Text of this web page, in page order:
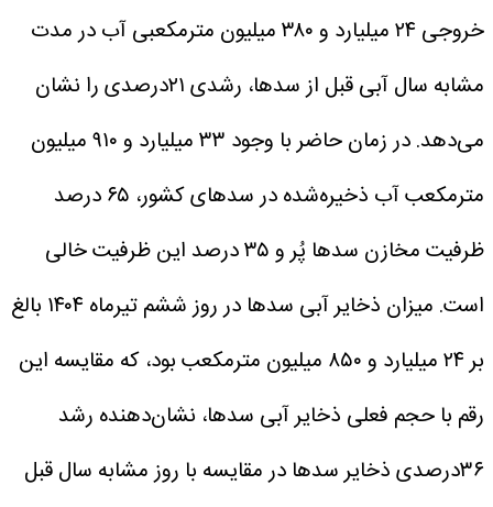
خروجی ۲۴ میلیارد و ۳۸۰ میلیون مترمکعبی آب در مدت
مشابه سال آبی قبل از سدها، رشدی ۲۱درصدی را نشان
می‌دهد.
در زمان حاضر با وجود ۳۳ میلیارد و ۹۱۰ میلیون
مترمکعب آب ذخیره‌شده در سدهای کشور، ۶۵ درصد
ظرفیت مخازن سدها پُر و ۳۵ درصد این ظرفیت خالی
است.
میزان ذخایر آبی سدها در روز ششم تیرماه ۱۴۰۴ بالغ
بر ۲۴ میلیارد و ۸۵۰ میلیون مترمکعب بود، که مقایسه این
رقم با حجم فعلی ذخایر آبی سدها، نشان‌دهنده رشد
۳۶درصدی ذخایر سدها در مقایسه با روز مشابه سال قبل